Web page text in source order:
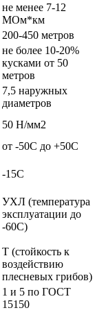
не менее 7-12
МОм*км
200-450 метров
не более 10-20%
кусками от 50
метров
7,5 наружных
диаметров
50 Н/мм2
от -50С до +50С
-15С
УХЛ (температура
эксплуатации до
-60С)
Т (стойкость к
воздействию
плесневых грибов)
1 и 5 по ГОСТ
15150